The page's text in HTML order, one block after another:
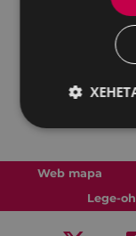
19:00etan,
antzerkia:
eskutik
22:00etan,
Web mapa
Lege-